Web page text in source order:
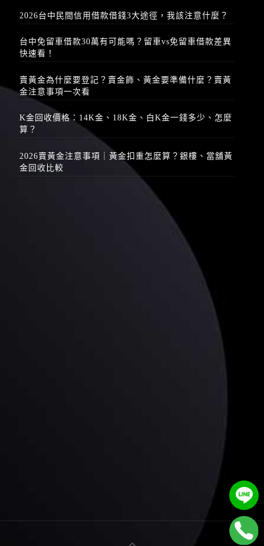
2026台中民間信用借款借錢3大途徑，我該注意什麼？
台中免留車借款30萬有可能嗎？留車vs免留車借款差異
快速看！
賣黃金為什麼要登記？賣金飾、黃金要準備什麼？賣黃
金注意事項一次看
K金回收價格：14K金、18K金、白K金一錢多少、怎麼
算？
2026賣黃金注意事項｜黃金扣重怎麼算？銀樓、當舖黃
金回收比較